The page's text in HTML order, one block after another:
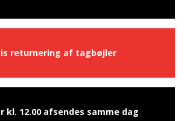
returnering af tagbøjler
kl. 12.00 afsendes samme dag